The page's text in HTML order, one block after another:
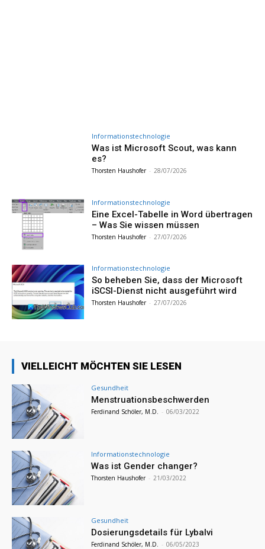
Informationstechnologie
Was ist Microsoft Scout, was kann
es?
Thorsten Haushofer - 28/07/2026
Informationstechnologie
Eine Excel-Tabelle in Word übertragen
– Was Sie wissen müssen
Thorsten Haushofer - 27/07/2026
Informationstechnologie
So beheben Sie, dass der Microsoft
iSCSI-Dienst nicht ausgeführt wird
Thorsten Haushofer - 27/07/2026
VIELLEICHT MÖCHTEN SIE LESEN
Gesundheit
Menstruationsbeschwerden
Ferdinand Schöler, M.D. - 06/03/2022
Informationstechnologie
Was ist Gender changer?
Thorsten Haushofer - 21/03/2022
Gesundheit
Dosierungsdetails für Lybalvi
Ferdinand Schöler, M.D. - 06/05/2023